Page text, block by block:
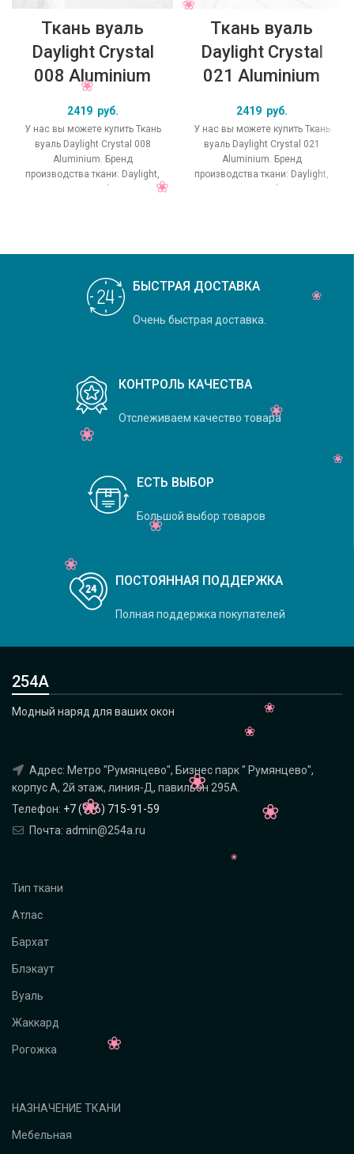
Ткань вуаль
Daylight Crystal
008 Aluminium
2419 руб.
У нас вы можете купить Ткань
вуаль Daylight Crystal 008
Aluminium. Бренд
производства ткани: Daylight,
коллекция Crystal, основной
Ткань вуаль
Daylight Crystal
021 Aluminium
2419 руб.
У нас вы можете купить Ткань
вуаль Daylight Crystal 021
Aluminium. Бренд
производства ткани: Daylight,
коллекция Crystal, основной
БЫСТРАЯ ДОСТАВКА
Очень быстрая доставка.
КОНТРОЛЬ КАЧЕСТВА
Отслеживаем качество товара
ЕСТЬ ВЫБОР
Большой выбор товаров
ПОСТОЯННАЯ ПОДДЕРЖКА
Полная поддержка покупателей
254А
Модный наряд для ваших окон
Адрес: Метро "Румянцево", Бизнес парк " Румянцево",
корпус А, 2й этаж, линия-Д, павильон 295A.
Телефон: +7 (916) 715-91-59
Почта: admin@254a.ru
Тип ткани
Атлас
Бархат
Блэкаут
Вуаль
Жаккард
Рогожка
НАЗНАЧЕНИЕ ТКАНИ
Мебельная